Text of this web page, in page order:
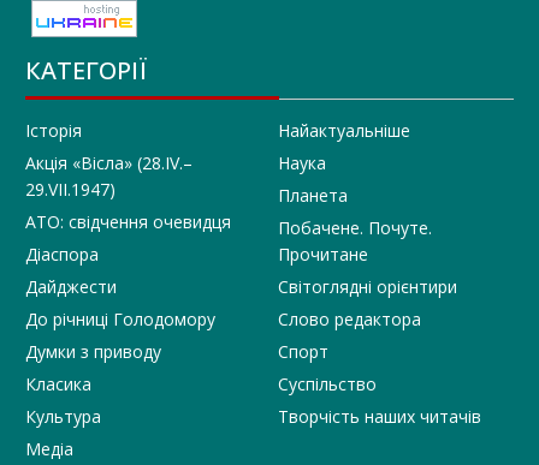
КАТЕГОРІЇ
Історія
Акція «Вісла» (28.IV.–
29.VII.1947)
АТО: свідчення очевидця
Діаспора
Дайджести
До річниці Голодомору
Думки з приводу
Класика
Культура
Медіа
Найактуальніше
Наука
Планета
Побачене. Почуте.
Прочитане
Світоглядні орієнтири
Слово редактора
Спорт
Суспільство
Творчість наших читачів